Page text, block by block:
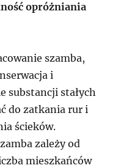
opróżniania
szamba,
i
substancji stałych
do zatkania rur i
ścieków.
zależy od
mieszkańców